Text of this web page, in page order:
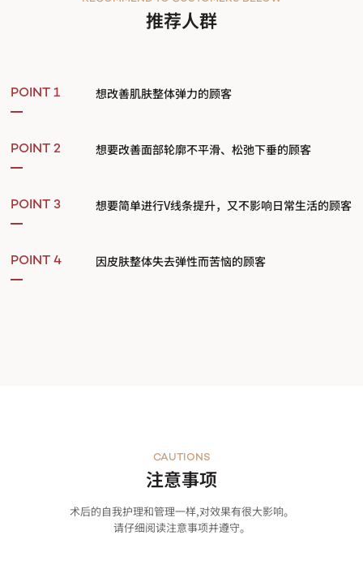
推荐人群
POINT 1 想改善肌肤整体弹力的顾客
POINT 2 想要改善面部轮廓不平滑、松弛下垂的顾客
POINT 3 想要简单进行V线条提升，又不影响日常生活的顾客
POINT 4 因皮肤整体失去弹性而苦恼的顾客
注意事项
CAUTIONS
术后的自我护理和管理一样,对效果有很大影响。
请仔细阅读注意事项并遵守。